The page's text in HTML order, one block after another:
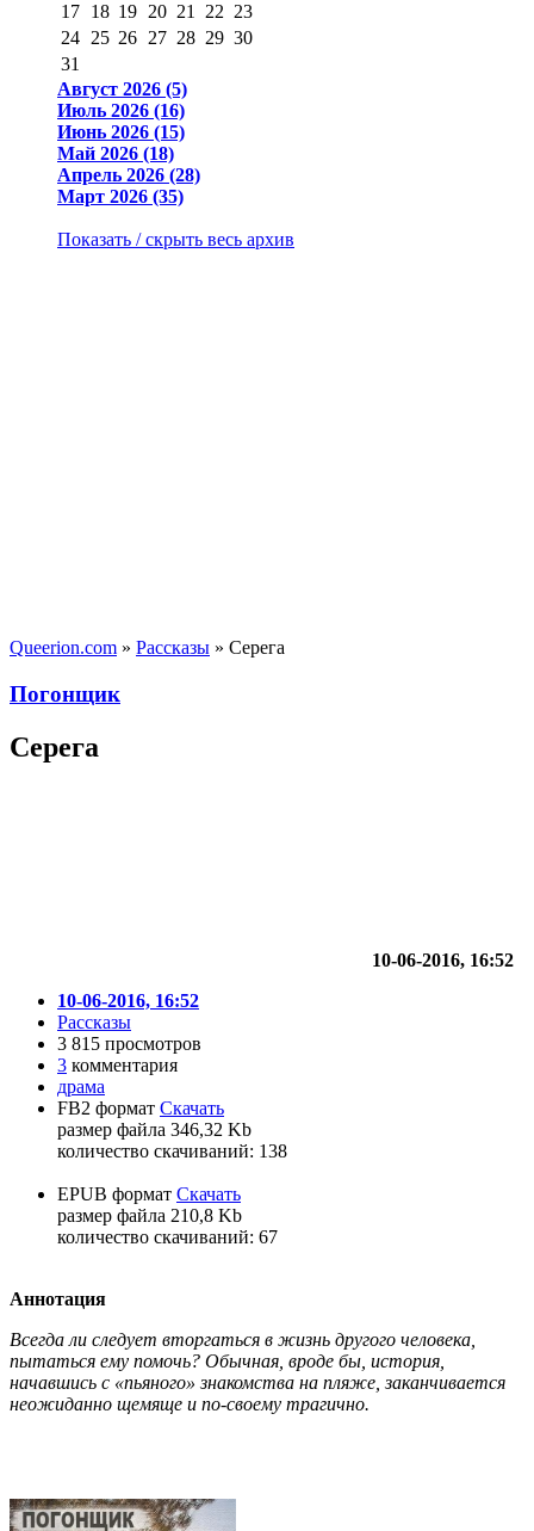
17 18 19 20 21 22 23
24 25 26 27 28 29 30
31
Август 2026 (5)
Июль 2026 (16)
Июнь 2026 (15)
Май 2026 (18)
Апрель 2026 (28)
Март 2026 (35)
Показать / скрыть весь архив
Queerion.com » Рассказы » Серега
Погонщик
Серега
10-06-2016, 16:52
10-06-2016, 16:52
Рассказы
3 815 просмотров
3 комментария
драма
FB2 формат Скачать
размер файла 346,32 Kb
количество cкачиваний: 138
EPUB формат Скачать
размер файла 210,8 Kb
количество cкачиваний: 67
Аннотация
Всегда ли следует вторгаться в жизнь другого человека,
пытаться ему помочь? Обычная, вроде бы, история,
начавшись с «пьяного» знакомства на пляже, заканчивается
неожиданно щемяще и по-своему трагично.